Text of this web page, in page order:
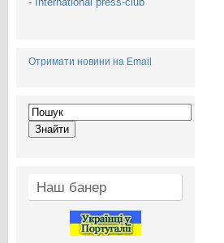
Отримати новини на Email
Наш банер